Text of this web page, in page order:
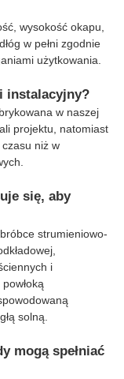
wysokość okapu,
w pełni zgodnie
użytkowania.
instalacyjny?
w naszej
projektu, natomiast
niż w
się, aby
strumieniowo-
i
solną.
mogą spełniać